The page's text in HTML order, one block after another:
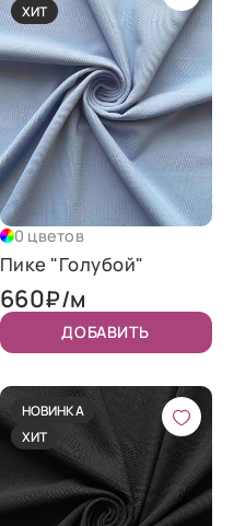
ХИТ
0 цветов
Пике "Голубой"
660₽/м
ДОБАВИТЬ
НОВИНКА
ХИТ